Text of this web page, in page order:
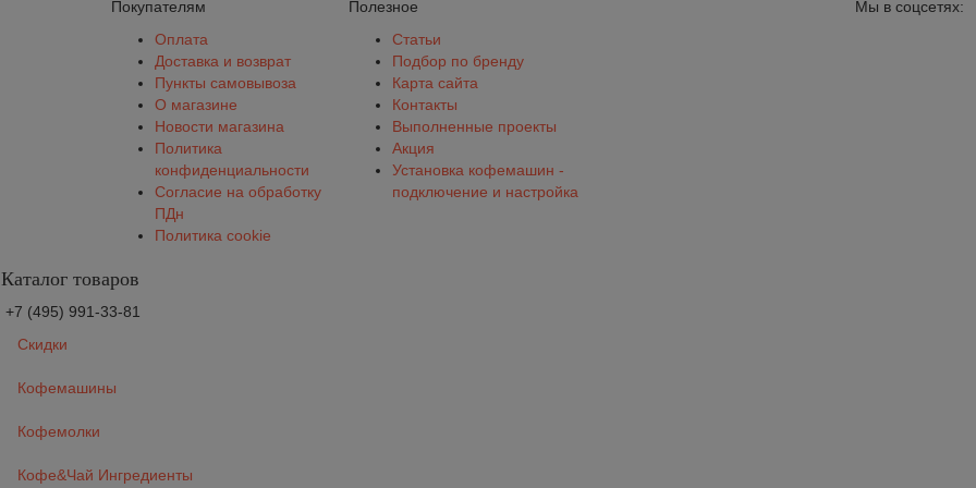
Покупателям
Оплата
Доставка и возврат
Пункты самовывоза
О магазине
Новости магазина
Политика
конфиденциальности
Согласие на обработку
ПДн
Политика cookie
Полезное
Статьи
Подбор по бренду
Карта сайта
Контакты
Выполненные проекты
Акция
Установка кофемашин -
подключение и настройка
Мы в соцсетях:
Каталог товаров
+7 (495) 991-33-81
Скидки
Кофемашины
Кофемолки
Кофе&Чай Ингредиенты